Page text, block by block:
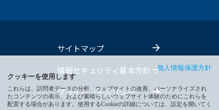
サイトマップ
情報セキュリティ基本方針
プライバシーポリシー
個人情報保護方針
クッキーを使用します
これらは、訪問者データの分析、ウェブサイトの改善、パーソナライズされ
たコンテンツの表示、および素晴らしいウェブサイト体験のためにこれらを
配置する場合があります。使用するCookieの詳細については、設定を開いてく